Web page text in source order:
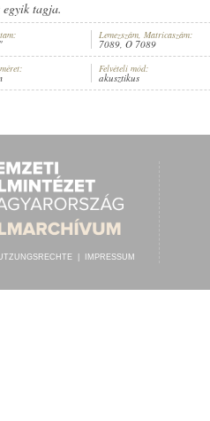
ZENEKAR
tagja.
Lemezszám, Matricaszám:
7089, O 7089
Felvételi mód:
akusztikus
IMPRESSUM